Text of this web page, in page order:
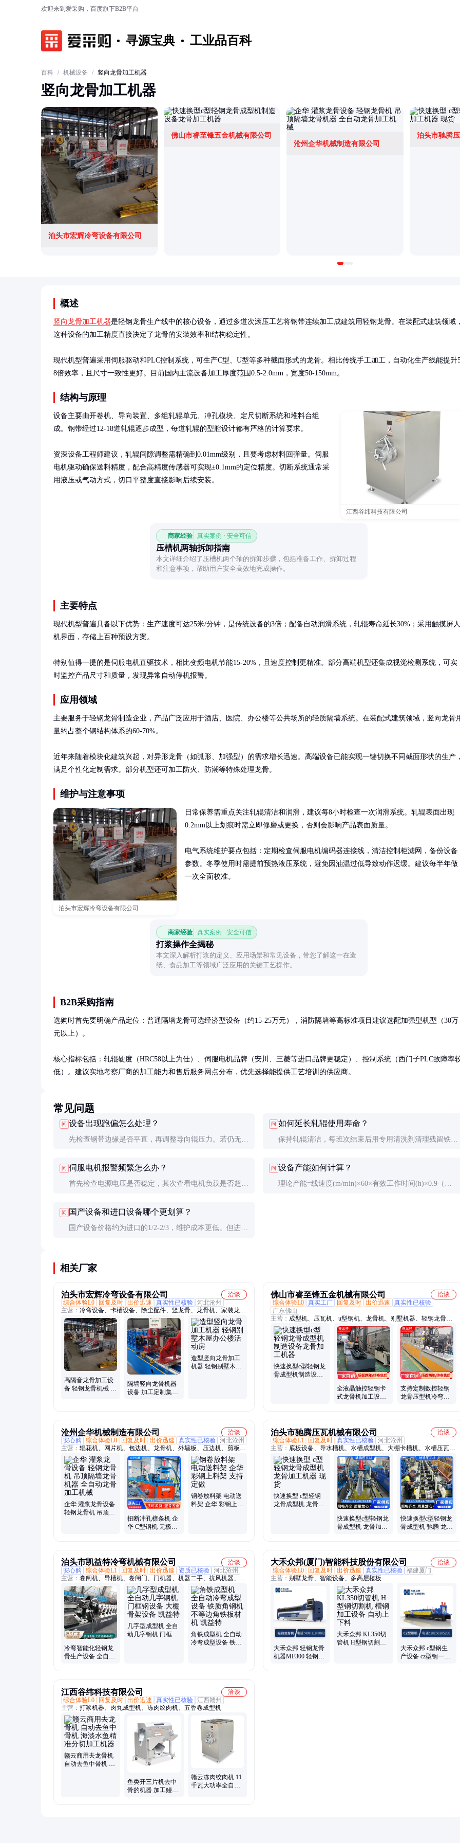
欢迎来到爱采购，百度旗下B2B平台
寻源宝典 工业品百科
百科 / 机械设备 / 竖向龙骨加工机器
竖向龙骨加工机器
泊头市宏辉冷弯设备有限公司
佛山市睿至锋五金机械有限公司
沧州企华机械制造有限公司
泊头市驰腾
概述
竖向龙骨加工机器是轻钢龙骨生产线中的核心设备，通过多道次滚压工艺将钢带连续加工成建筑用轻钢龙骨。在装配式建筑领域
这种设备的加工精度直接决定了龙骨的安装效率和结构稳定性。
现代机型普遍采用伺服驱动和PLC控制系统，可生产C型、U型等多种截面形式的龙骨。相比传统手工加工，自动化生产线能提升
8倍效率，且尺寸一致性更好。目前国内主流设备加工厚度范围0.5-2.0mm，宽度50-150mm。
结构与原理
江西谷纬科技有限公司
设备主要由开卷机、导向装置、多组轧辊单元、冲孔模块、定尺切断系统和堆料台组
成。钢带经过12-18道轧辊逐步成型，每道轧辊的型腔设计都有严格的计算要求。
资深设备工程师建议，轧辊间隙调整需精确到0.01mm级别，且要考虑材料回弹量。伺服
电机驱动确保送料精度，配合高精度传感器可实现±0.1mm的定位精度。切断系统通常采
用液压或气动方式，切口平整度直接影响后续安装。
商家经验 真实案例 · 安全可信
压槽机两轴拆卸指南
本文详细介绍了压槽机两个轴的拆卸步骤，包括准备工作、拆卸过程
和注意事项，帮助用户安全高效地完成操作。
主要特点
现代机型普遍具备以下优势：生产速度可达25米/分钟，是传统设备的3倍；配备自动润滑系统，轧辊寿命延长30%；采用触摸屏人
机界面，存储上百种预设方案。
特别值得一提的是伺服电机直驱技术，相比变频电机节能15-20%，且速度控制更精准。部分高端机型还集成视觉检测系统，可实
时监控产品尺寸和质量，发现异常自动停机报警。
应用领域
主要服务于轻钢龙骨制造企业，产品广泛应用于酒店、医院、办公楼等公共场所的轻质隔墙系统。在装配式建筑领域，竖向龙骨
量约占整个钢结构体系的60-70%。
近年来随着模块化建筑兴起，对异形龙骨（如弧形、加强型）的需求增长迅速。高端设备已能实现一键切换不同截面形状的生产
满足个性化定制需求。部分机型还可加工防火、防潮等特殊处理龙骨。
维护与注意事项
泊头市宏辉冷弯设备有限公司
日常保养需重点关注轧辊清洁和润滑，建议每8小时检查一次润滑系统。轧辊表面出现
0.2mm以上划痕时需立即修磨或更换，否则会影响产品表面质量。
电气系统维护要点包括：定期检查伺服电机编码器连接线，清洁控制柜滤网，备份设备
参数。冬季使用时需提前预热液压系统，避免因油温过低导致动作迟缓。建议每半年做
一次全面校准。
商家经验 真实案例 · 安全可信
打浆操作全揭秘
本文深入解析打浆的定义、应用场景和常见设备，带您了解这一在造
纸、食品加工等领域广泛应用的关键工艺操作。
B2B采购指南
选购时首先要明确产品定位：普通隔墙龙骨可选经济型设备（约15-25万元），消防隔墙等高标准项目建议选配加强型机型（30万
元以上）。
核心指标包括：轧辊硬度（HRC58以上为佳）、伺服电机品牌（安川、三菱等进口品牌更稳定）、控制系统（西门子PLC故障率
低）。建议实地考察厂商的加工能力和售后服务网点分布，优先选择能提供工艺培训的供应商。
常见问题
问 设备出现跑偏怎么处理？
先检查钢带边缘是否平直，再调整导向辊压力。若仍无
进行修磨或更换。
问 如何延长轧辊使用寿命？
保持轧辊清洁，每班次结束后用专用清洗剂清理残留铁
加工超厚或硬度超标的材料。
问 伺服电机报警频繁怎么办？
首先检查电源电压是否稳定，其次查看电机负载是否超
传动部件是否有卡阻。
问 设备产能如何计算？
理论产能=线速度(m/min)×60×有效工作时间(h)×0.9（效
问 国产设备和进口设备哪个更划算？
国产设备价格约为进口的1/2-2/3，维护成本更低。但进口
相关厂家
泊头市宏辉冷弯设备有限公司
洽谈
综合体验L0
回复及时 出价迅速 真实性已核验 河北沧州
主营： 冷弯设备、卡槽设备、除尘配件、竖龙骨、龙骨机、家装龙
骨、灯槽龙骨、轻钢龙骨、龙骨设备、隔墙龙骨、装修龙骨、三角龙
骨、吊顶龙骨、竖骨机器、机器大棚、75竖向龙骨、龙骨成型机、冷
弯辊压、集成吊顶、轻钢隔断、汽车窗框、吊顶设备、c型钢设备、
定制冷弯机、金属冷弯压
高隔音龙骨加工设
备 轻钢龙骨机械 竖
隔墙竖向龙骨机器
设备 加工定制集成
造型竖向龙骨加工
机器 轻钢别墅木屋
佛山市睿至锋五金机械有限公司
洽谈
综合体验L0 真实工厂 回复及时 出价迅速
真实性已核验
广东佛山
主营： 成型机、压瓦机、u型钢机、龙骨机、别墅机器、轻钢龙骨
机、机器设备、装修龙骨机、货架机、C型钢机、辊压成型机、冷弯
成型机、C型檩条设备、角铁角钢设备、楼承板设备、方管成型机、
层板扣板设备、光伏支架成型机、CZ一体机、波浪瓦机、电器柜成
型机、钢扣板设备
快速换型c型轻钢龙
骨成型机制造设备
全液晶触控轻钢卡
式龙骨机加工设备
支持定制数控轻钢
龙骨压型机冷弯机
沧州企华机械制造有限公司
洽谈
安心购
综合体验L0 回复及时 出价迅速 真实性已核验 河北沧州
主营： 辊花机、网片机、包边机、龙骨机、外墙板、压边机、剪板
机、收卷机、围挡板、开卷机、裁网机、槽板机、上料架、压瓦机、
弯边机、仓储架、滚花机、压花机、檩条机、保温板、彩条机、压槽
机、校平机、水槽机、角柱机
企华 灌浆龙骨设备
轻钢龙骨机 吊顶隔
扭断冲孔檩条机 企
华 C型钢机 无极切
钢卷放料架 电动送
料架 企华 彩钢上料
泊头市驰腾压瓦机械有限公司
洽谈
综合体验L1
回复及时 真实性已核验 河北沧州
主营： 底板设备、导水槽机、水槽成型机、大棚卡槽机、水槽压瓦
机、横向水槽设备、光伏槽成型机、光伏水槽设备、彩钢瓦压瓦机、
横水槽压型机、光伏支架水槽机
快速换型 c型轻钢
龙骨成型机 龙骨加
快速换型c型轻钢龙
骨成型机 龙骨加工
快速换型c型轻钢龙
骨成型机 驰腾 龙骨
泊头市凯益特冷弯机械有限公司
洽谈
安心购
综合体验L1 回复及时 出价迅速 资质已核验 河北沧州
主营： 卷闸机、导槽机、卷闸门、门机器、机器二手、抗风机器、机
器设备转让、卷帘门、校平机、抗风卷闸、机械防风、防风卷闸、机
械抗风、滑道成型机、门框成型机、抗风门设备、角铁成型机
冷弯智能化轻钢龙
骨生产设备 全自动
几字型成型机 全自
动几字钢机 门框钢
角铁成型机 全自动
冷弯成型设备 铁质
大禾众邦(厦门)智能科技股份有限公司
洽谈
综合体验L0
回复及时 出价迅速 真实性已核验 福建厦门
主营： 别墅龙骨、智能设备、多高层楼板
大禾众邦 轻钢龙骨
机器MF300 轻钢生
大禾众邦 KL350切
管机 H型钢切割机
大禾众邦 c型钢生
产设备 cz型钢一体
江西谷纬科技有限公司
洽谈
综合体验L0
回复及时 出价迅速 真实性已核验 江西赣州
主营： 打浆机器、肉丸成型机、冻肉绞肉机、五香卷成型机
赣云商用去龙骨机
自动去鱼中骨机 海
鱼类开三片机去中
骨的机器 加工鳗鱼
赣云冻肉绞肉机 11
千瓦大功率全自动